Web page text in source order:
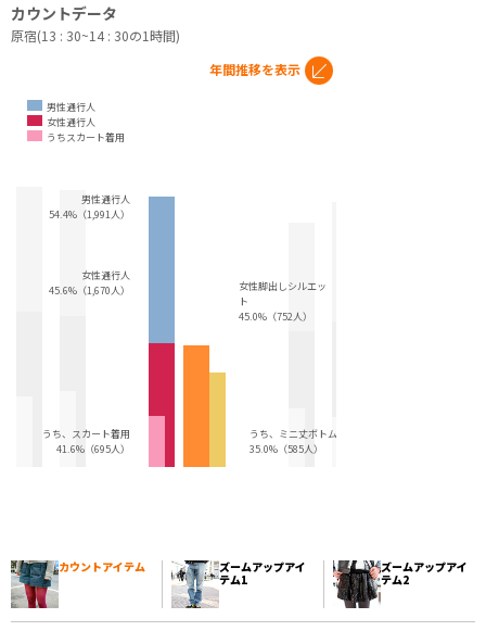
カウントデータ
原宿(13 : 30~14 : 30の1時間)
男性通行人
女性通行人
うちスカート着用
年間推移を表示
男性通行人
54.4%（1,991人）
女性通行人
45.6%（1,670人）
うち、スカート着用
41.6%（695人）
女性脚出しシルエッ
ト
45.0%（752人）
うち、ミニ丈ボトムス
35.0%（585人）
カウントアイテム
ズームアップアイ
テム1
ズームアップアイ
テム2